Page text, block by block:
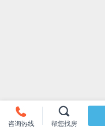
咨询热线 帮您找房